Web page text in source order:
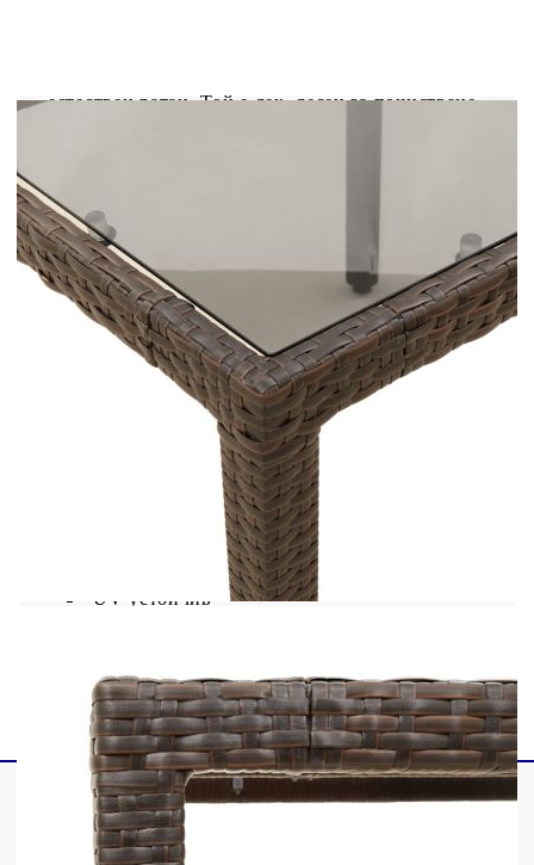
естествен ратан. Той е лек, лесен за почистване
издръжливо закалено стъкло, което улеснява
почистването с влажна кърпа и добавя нотка
елегантност към вашето външно
пространство.Здрава и стабилна рамка:
Стоманената рамка с прахово покритие
гарантира, че градинската мебел е здрава и
стабилна за ежедневна употреба на открито.
Добре е да се знае:За да сте сигурни, че вашите
външни мебели ще останат красиви, ви
препоръчваме да ги защитите с водоустойчиво
Материал: PE ратан, прахово боядисана
стомана, закалено стъкло
Размери: 150 x 90 x 75 см (Д x Ш x В)
UV устойчив